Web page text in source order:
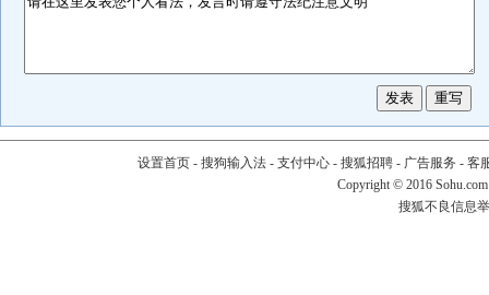
设置首页- 搜狗输入法- 支付中心- 搜狐招聘- 广告服务 - 客
Copyright © 2016
搜狐不良信息